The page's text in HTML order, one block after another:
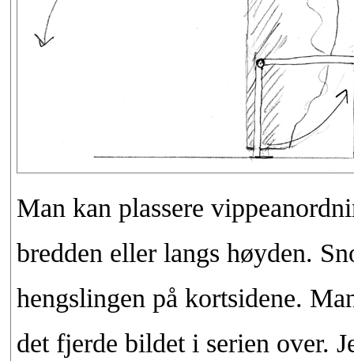
Man kan plassere
bredden eller langs høyden.
hengslingen på kortsidene.
det fjerde bildet i serien over.